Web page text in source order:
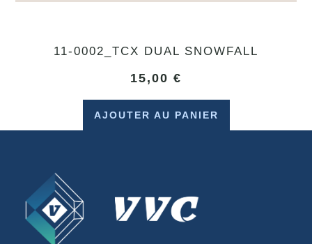
11-0002_TCX DUAL SNOWFALL
15,00 €
AJOUTER AU PANIER